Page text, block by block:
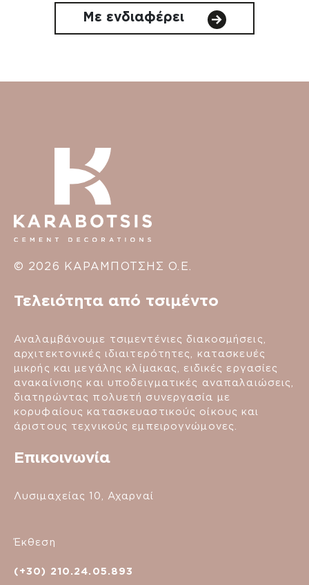
Με ενδιαφέρει
© 2026 ΚΑΡΑΜΠΟΤΣΗΣ Ο.Ε.
Τελειότητα από τσιμέντο
Αναλαμβάνουμε τσιμεντένιες διακοσμήσεις,
αρχιτεκτονικές ιδιαιτερότητες, κατασκευές
μικρής και μεγάλης κλίμακας, ειδικές εργασίες
ανακαίνισης και υποδειγματικές αναπαλαιώσεις,
διατηρώντας πολυετή συνεργασία με
κορυφαίους κατασκευαστικούς οίκους και
άριστους τεχνικούς εμπειρογνώμονες.
Επικοινωνία
Λυσιμαχείας 10, Αχαρναί
Έκθεση
(+30) 210.24.05.893